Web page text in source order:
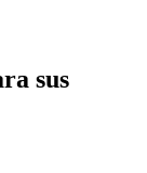
sus